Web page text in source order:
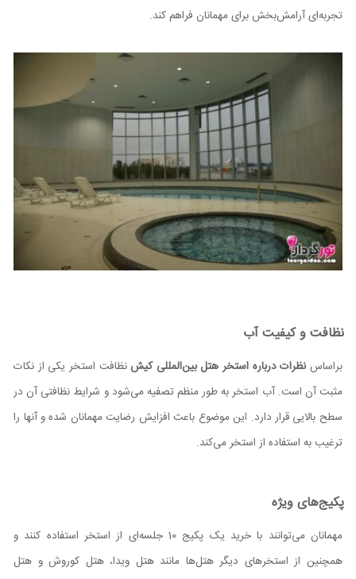
تجربه‌ای آرامش‌بخش برای مهمانان فراهم کند.
نظافت و کیفیت آب
براساسنظرات درباره استخر هتل بین‌المللی کیش نظافت استخر یکی از نکات
مثبت آن است. آب استخر به طور منظم تصفیه می‌شود و شرایط نظافتی آن در
سطح بالایی قرار دارد. این موضوع باعث افزایش رضایت مهمانان شده و آنها را
ترغیب به استفاده از استخر می‌کند.
پکیج‌های ویژه
مهمانان می‌توانند با خرید یک پکیج 10 جلسه‌ای از استخر استفاده کنند و
همچنین از استخرهای دیگر هتل‌ها مانند هتل ویدا، هتل کوروش و هتل